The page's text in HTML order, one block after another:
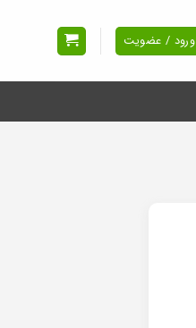
ورود / عضویت